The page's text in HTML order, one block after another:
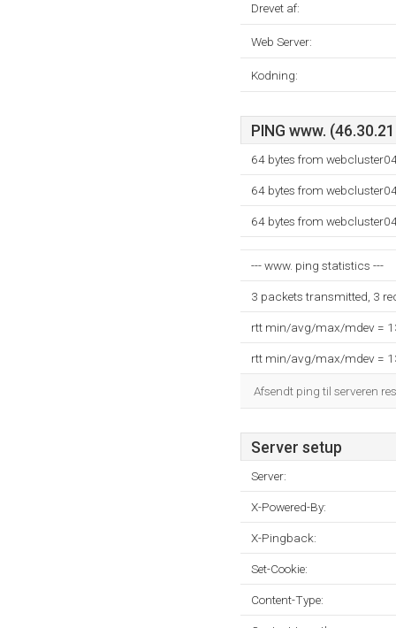
Drevet af:
Web Server:
Kodning:
PING www.
64 bytes from
64 bytes from
64 bytes from
--- www. ping statistics ---
3 packets transmitted, 3
rtt min/avg/max/mdev =
rtt min/avg/max/mdev =
Afsendt ping til serveren
Server setup
Server:
X-Powered-By:
X-Pingback:
Set-Cookie:
Content-Type: